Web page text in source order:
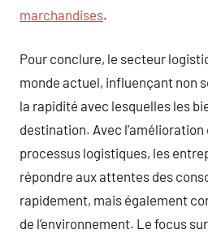
marchandises.
Pour conclure, le secteur
monde actuel, influençant non
la rapidité avec lesquelles les
destination. Avec
processus logistiques, les
répondre aux attentes des
rapidement, mais également
de l’environnement. Le focus